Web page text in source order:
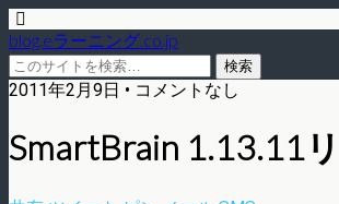
blog.eラーニング.co.jp
2011年2月9日 • コメントなし
SmartBrain 1.13.11